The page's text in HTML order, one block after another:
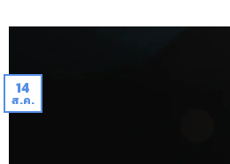
14
ส.ค.